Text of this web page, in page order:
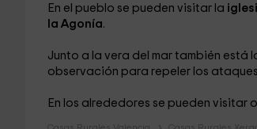
En el pueblo se pueden visitar la
la Agonía.
Junto a la vera del mar también está
observación para repeler los
En los alrededores se pueden visitar